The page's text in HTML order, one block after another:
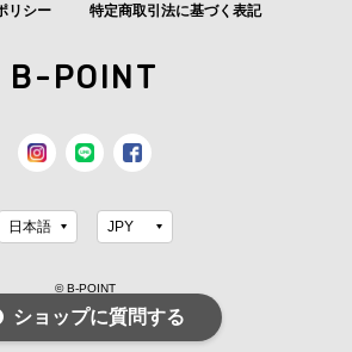
リシー 特定商取引法に基づく表記
B-POINT
© B-POINT
ショップに質問する